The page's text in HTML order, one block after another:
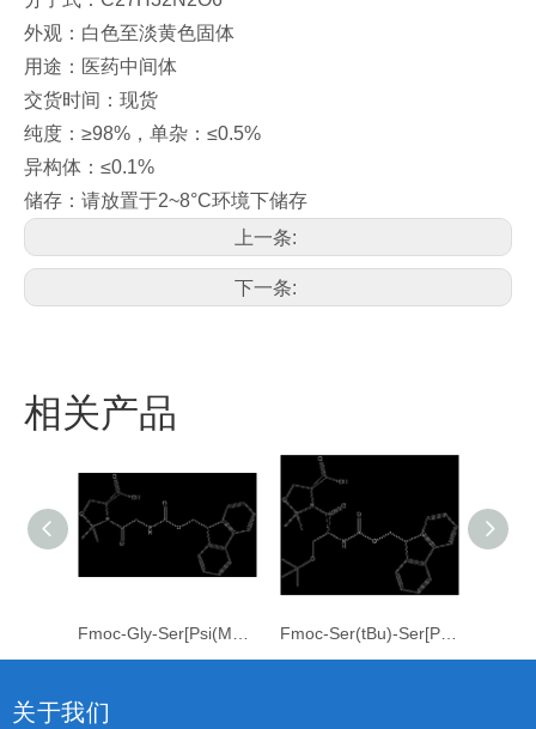
外观：白色至淡黄色固体
用途：医药中间体
交货时间：现货
纯度：≥98%，单杂：≤0.5%
异构体：≤0.1%
储存：请放置于2~8°C环境下储存
上一条:
下一条:
相关产品
关于我们